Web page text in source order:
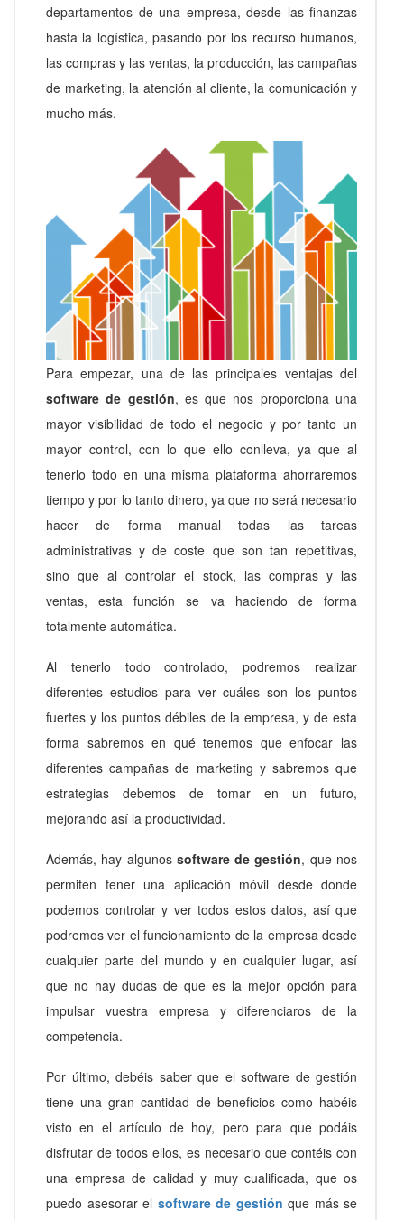
departamentos de una empresa, desde las finanzas
hasta la logística, pasando por los recurso humanos,
las compras y las ventas, la producción, las campañas
de marketing, la atención al cliente, la comunicación y
mucho más.
Para empezar, una de las principales ventajas del
software de gestión, es que nos proporciona una
mayor visibilidad de todo el negocio y por tanto un
mayor control, con lo que ello conlleva, ya que al
tenerlo todo en una misma plataforma ahorraremos
tiempo y por lo tanto dinero, ya que no será necesario
hacer de forma manual todas las tareas
administrativas y de coste que son tan repetitivas,
sino que al controlar el stock, las compras y las
ventas, esta función se va haciendo de forma
totalmente automática.
Al tenerlo todo controlado, podremos realizar
diferentes estudios para ver cuáles son los puntos
fuertes y los puntos débiles de la empresa, y de esta
forma sabremos en qué tenemos que enfocar las
diferentes campañas de marketing y sabremos que
estrategias debemos de tomar en un futuro,
mejorando así la productividad.
Además, hay algunos software de gestión, que nos
permiten tener una aplicación móvil desde donde
podemos controlar y ver todos estos datos, así que
podremos ver el funcionamiento de la empresa desde
cualquier parte del mundo y en cualquier lugar, así
que no hay dudas de que es la mejor opción para
impulsar vuestra empresa y diferenciaros de la
competencia.
Por último, debéis saber que el software de gestión
tiene una gran cantidad de beneficios como habéis
visto en el artículo de hoy, pero para que podáis
disfrutar de todos ellos, es necesario que contéis con
una empresa de calidad y muy cualificada, que os
puedo asesorar el software de gestión que más se